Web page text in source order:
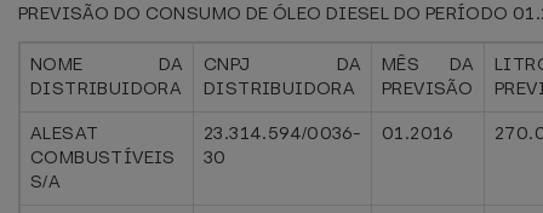
PREVISÃO DO CONSUMO DE ÓLEO DIESEL DO PERÍODO
NOME DA
DISTRIBUIDORA
CNPJ DA
DISTRIBUIDORA
MÊS DA
PREVISÃO
ALESAT
COMBUSTÍVEIS
S/A
23.314.594/0036-
30
01.2016